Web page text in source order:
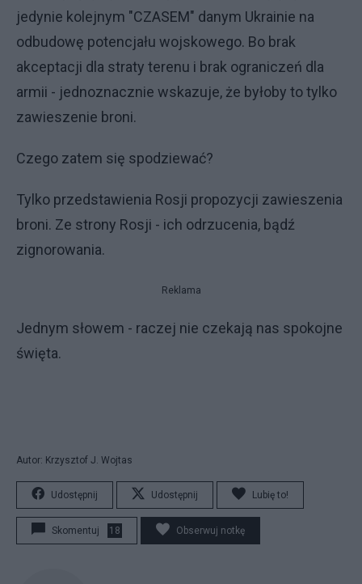
jedynie kolejnym "CZASEM" danym Ukrainie na
odbudowę potencjału wojskowego. Bo brak
akceptacji dla straty terenu i brak ograniczeń dla
armii - jednoznacznie wskazuje, że byłoby to tylko
zawieszenie broni.
Czego zatem się spodziewać?
Tylko przedstawienia Rosji propozycji zawieszenia
broni. Ze strony Rosji - ich odrzucenia, bądź
zignorowania.
Reklama
Jednym słowem - raczej nie czekają nas spokojne
święta.
Autor: Krzysztof J. Wojtas
Udostępnij Udostępnij Lubię to!
Skomentuj 18 Obserwuj notkę